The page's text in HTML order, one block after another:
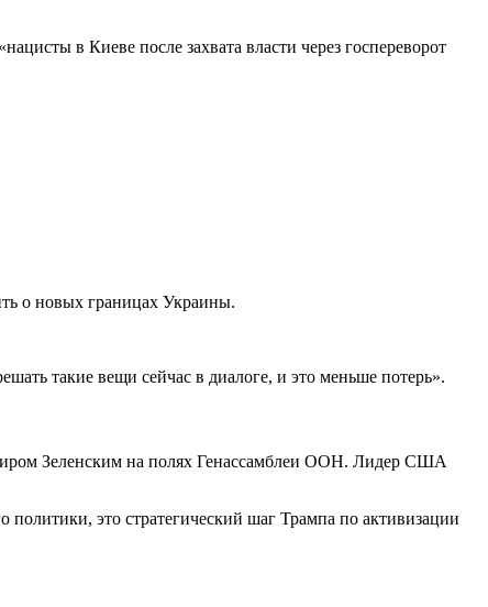
в Киеве после захвата власти через госпереворот
о новых границах Украины.
такие вещи сейчас в диалоге, и это меньше потерь».
Зеленским на полях Генассамблеи ООН. Лидер США
политики, это стратегический шаг Трампа по активизации